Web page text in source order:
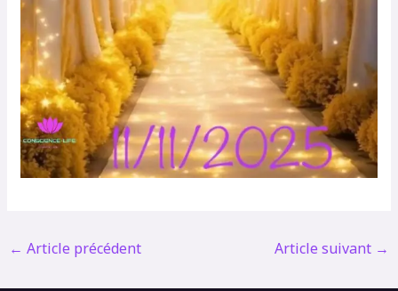
← Article précédent Article suivant →